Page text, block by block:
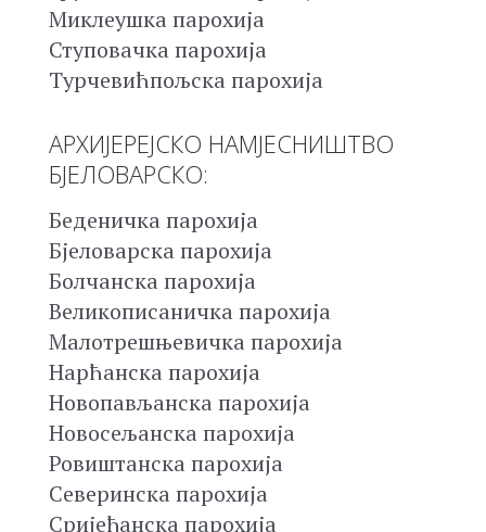
Миклеушка парохија
Ступовачка парохија
Турчевићпољска парохија
АРХИЈЕРЕЈСКО НАМЈЕСНИШТВО
БЈЕЛОВАРСКО:
Беденичка парохија
Бјеловарска парохија
Болчанска парохија
Великописаничка парохија
Малотрешњевичка парохија
Нарћанска парохија
Новопављанска парохија
Новосељанска парохија
Ровиштанска парохија
Северинска парохија
Сријеђанска парохија